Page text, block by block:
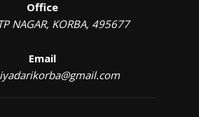
Office
NAGAR, KORBA, 495677
Email